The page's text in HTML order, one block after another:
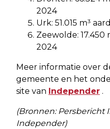
2024
Urk: 51.015 m³
Zeewolde: 17.450
2024
Meer informatie over
gemeente en het
site van Independer .
(Bronnen: Persbericht
Independer)